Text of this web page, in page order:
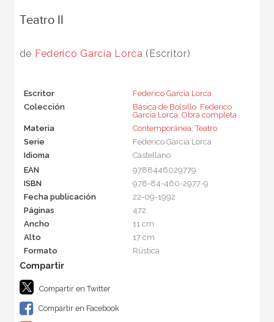
Teatro II
de Federico García Lorca (Escritor)
Escritor
Federico García Lorca
Colección
Básica de Bolsillo  Federico
García Lorca. Obra completa
Materia
Contemporánea ,Teatro
Serie
Federico Garcia Lorca
Idioma
Castellano
EAN
9788446029779
ISBN
978-84-460-2977-9
Fecha publicación
22-09-1992
Páginas
472
Ancho
11 cm
Alto
17 cm
Formato
Rústica
Compartir en Twitter
Compartir en Facebook